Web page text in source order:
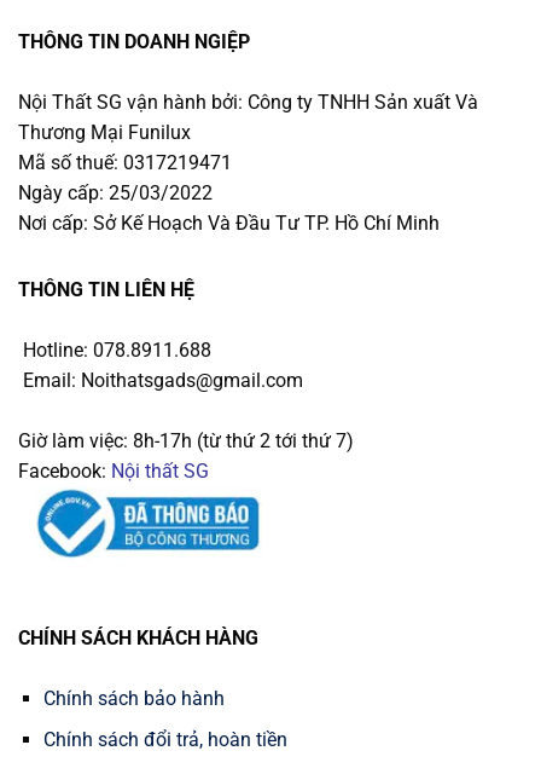
THÔNG TIN DOANH NGIỆP
Nội Thất SG vận hành bởi: Công ty TNHH Sản xuất Và
Thương Mại Funilux
Mã số thuế: 0317219471
Ngày cấp: 25/03/2022
Nơi cấp: Sở Kế Hoạch Và Đầu Tư TP. Hồ Chí Minh
THÔNG TIN LIÊN HỆ
Hotline: 078.8911.688
Email: Noithatsgads@gmail.com
Giờ làm việc: 8h-17h (từ thứ 2 tới thứ 7)
Facebook: Nội thất SG
CHÍNH SÁCH KHÁCH HÀNG
Chính sách bảo hành
Chính sách đổi trả, hoàn tiền